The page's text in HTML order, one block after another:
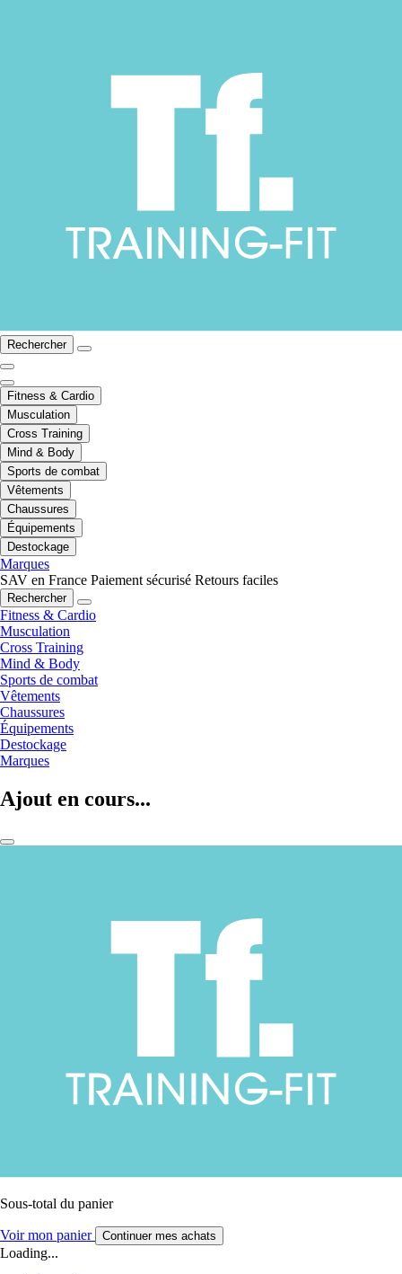
Rechercher
Fitness & Cardio
Musculation
Cross Training
Mind & Body
Sports de combat
Vêtements
Chaussures
Équipements
Destockage
Marques
SAV en France Paiement sécurisé Retours faciles
Rechercher
Fitness & Cardio
Musculation
Cross Training
Mind & Body
Sports de combat
Vêtements
Chaussures
Équipements
Destockage
Marques
Ajout en cours...
Sous-total du panier
Voir mon panier Continuer mes achats
Loading...